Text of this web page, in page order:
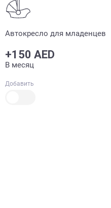
Автокресло для младенцев
+150 AED
В месяц
Добавить